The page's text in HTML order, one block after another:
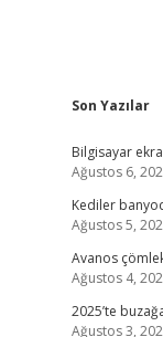
Son Yazılar
Bilgisayar
Ağustos 6,
Kediler
Ağustos 5,
Avanos
Ağustos 4,
2025’te
Ağustos 3,